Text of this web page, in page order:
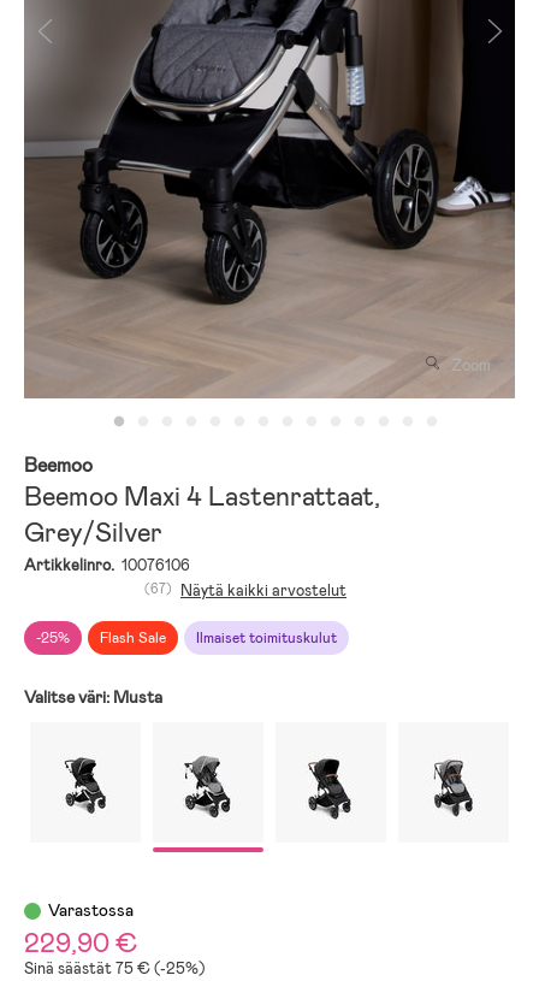
Zoom
Beemoo
Beemoo Maxi 4 Lastenrattaat,
Grey/Silver
Artikkelinro. 10076106
-25% Flash Sale Ilmaiset toimituskulut
(67) Näytä kaikki arvostelut
Valitse väri: Musta
Varastossa
229,90 €
Sinä säästät 75 € (-25%)